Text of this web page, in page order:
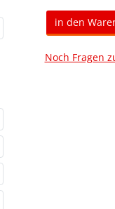
in den
Noch Fragen